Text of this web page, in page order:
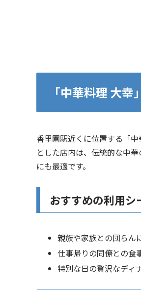
「中華料理 大幸
香里園駅近くに位置する「
とした店内は、伝統的な中
にも最適です。
おすすめの利用シ
親族や家族との団らん
仕事帰りの同僚との食
特別な日の贅沢なディ